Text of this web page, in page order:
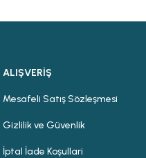
ALIŞVERİŞ
Mesafeli Satış Sözleşmesi
Gizlilik ve Güvenlik
İptal İade Koşullari